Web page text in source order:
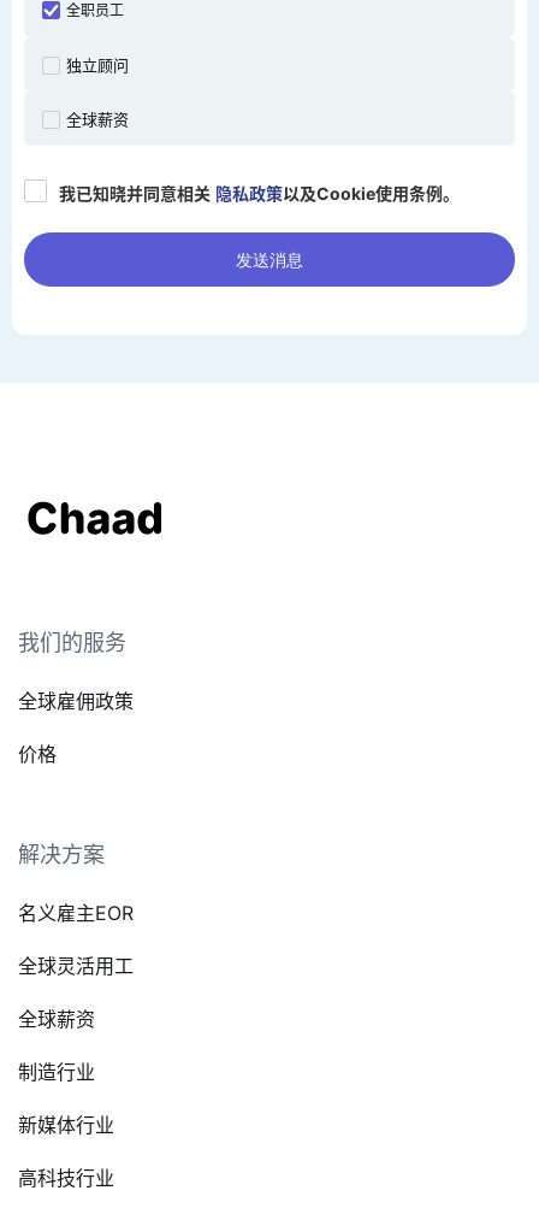
全职员工
独立顾问
全球薪资
我已知晓并同意相关 隐私政策以及Cookie使用条例。
我们的服务
全球雇佣政策
价格
解决方案
名义雇主EOR
全球灵活用工
全球薪资
制造行业
新媒体行业
高科技行业